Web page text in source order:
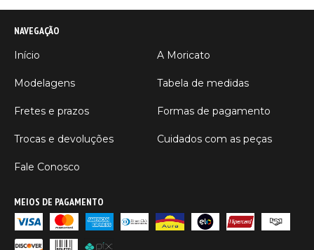
NAVEGAÇÃO
Início
A Moricato
Modelagens Tabela de medidas
Fretes e prazos Formas de pagamento
Trocas e devoluções Cuidados com as peças
Fale Conosco
MEIOS DE PAGAMENTO